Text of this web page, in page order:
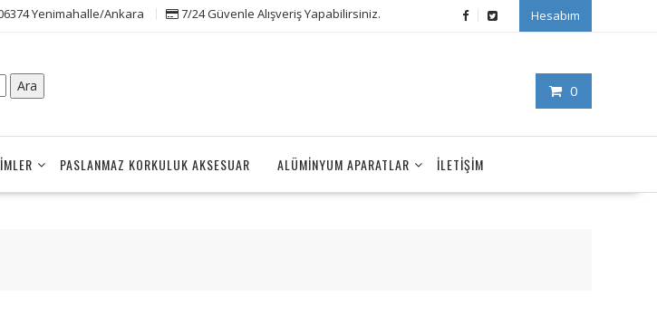
Yenimahalle/Ankara 7/24 Güvenle Alışveriş Yapabilirsiniz. Hesabım
0
Ara
PASLANMAZ KORKULUK AKSESUAR ALÜMINYUM APARATLAR İLETIŞIM